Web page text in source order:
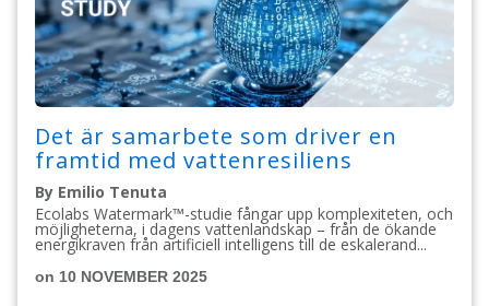
Det är samarbete som driver en
framtid med vattenresiliens
By Emilio Tenuta
Ecolabs Watermark™-studie fångar upp komplexiteten, och
möjligheterna, i dagens vattenlandskap – från de ökande
energikraven från artificiell intelligens till de eskalerand...
on 10 NOVEMBER 2025